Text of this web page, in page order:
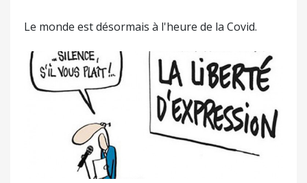
Le monde est désormais à l'heure de la Covid.